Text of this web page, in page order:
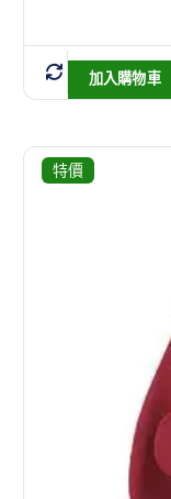
加入購物車
特價